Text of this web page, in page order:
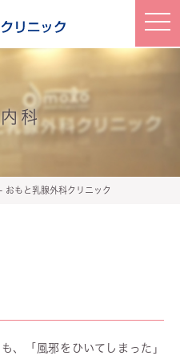
t
o
v
i
i
科
おもと乳腺外科クリニック
、「風邪をひいてしまった」